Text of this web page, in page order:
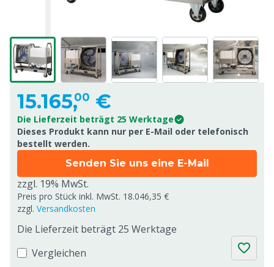
15.165,00 €
Die Lieferzeit beträgt 25 Werktage
Dieses Produkt kann nur per E-Mail oder telefonisch
bestellt werden.
Senden Sie uns eine E-Mail
zzgl. 19% MwSt.
Preis pro Stück inkl. MwSt. 18.046,35 €
zzgl. Versandkosten
Die Lieferzeit beträgt 25 Werktage
Vergleichen